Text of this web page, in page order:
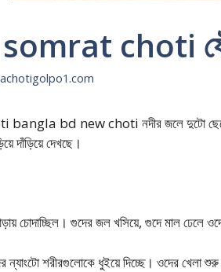
choti
bd new choti নদীর জলে দুটো
দাঁড়িয়ে দেখছে।
চোদাচ্ছিল। গুদের জল খসিয়ে, গুদে মাল ঢেলে
ন্যাংটো শরীরগুলোকে ধুইয়ে দিচ্ছে। ওদের খেলা